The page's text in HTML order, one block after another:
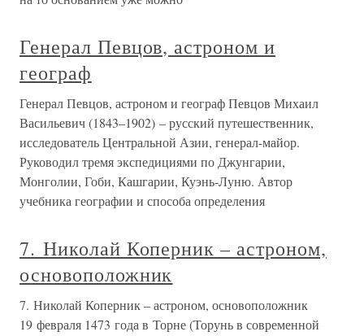
Генерал Певцов, астроном и
географ
Генерал Певцов, астроном и географ Певцов Михаил
Васильевич (1843–1902) – русский путешественник,
исследователь Центральной Азии, генерал-майор.
Руководил тремя экспедициями по Джунгарии,
Монголии, Гоби, Кашгарии, Куэнь-Луню. Автор
учебника географии и способа определения
7. Николай Коперник – астроном,
основоположник
7. Николай Коперник – астроном, основоположник
19 февраля 1473 года в Торне (Торунь в современной